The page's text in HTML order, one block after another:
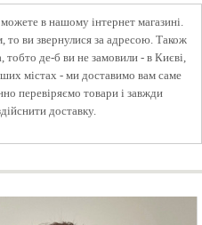
в нашому інтернет магазині.
ви звернулися за адресою. Також
тобто де-б ви не замовили - в Києві,
містах - ми доставимо вам саме
перевіряємо товари і завжди
доставку.